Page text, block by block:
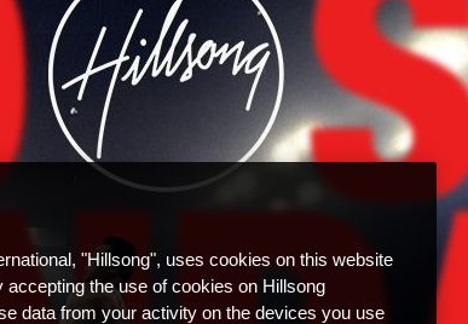
"Hillsong", uses cookies on this website
the use of cookies on Hillsong
data from your activity on the devices you use